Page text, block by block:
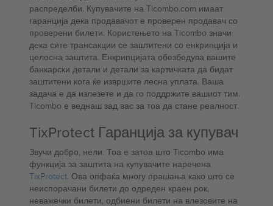
распределби. Купувачите на Ticombo.com имаат
гаранција дека продавачот е проверен продавач со
проверени билети. Користењето на Ticombo значи
дека сите трансакции се заштитени со енкрипција и
целосна заштита. Енкрипцијата обезбедува вашите
банкарски детали и детали за картичката да бидат
заштитени кога ќе извршите лесна уплата. Ваша
задача е да излезете и да го поддржите вашиот тим.
Ticombo е веднаш зад вас за тоа да стане реалност.
TixProtect Гаранција за купувач
Звучи добро, нели. Тоа е затоа што Ticombo има
функција за заштита на купувачите наречена
TixProtect. Ова опфаќа многу прашања како што се
неиспорачани билети до одреден краен рок,
неважечки билети, одбиени билети на влезовите на